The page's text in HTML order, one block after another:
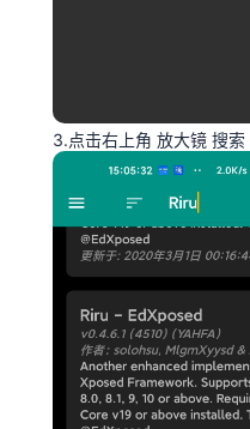
3.点击右上角 放大镜 搜索